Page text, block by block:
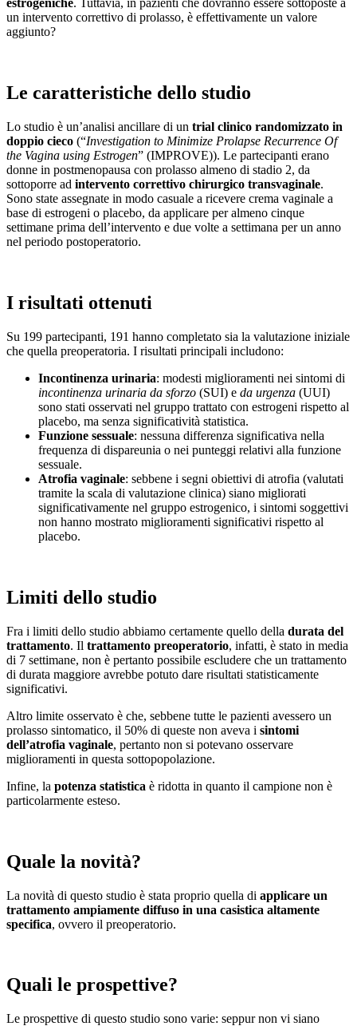
estrogeniche. Tuttavia, in pazienti che dovranno essere sottoposte a
un intervento correttivo di prolasso, è effettivamente un valore
aggiunto?
Le caratteristiche dello studio
Lo studio è un’analisi ancillare di un trial clinico randomizzato in
doppio cieco (“Investigation to Minimize Prolapse Recurrence Of
the Vagina using Estrogen” (IMPROVE)). Le partecipanti erano
donne in postmenopausa con prolasso almeno di stadio 2, da
sottoporre ad intervento correttivo chirurgico transvaginale.
Sono state assegnate in modo casuale a ricevere crema vaginale a
base di estrogeni o placebo, da applicare per almeno cinque
settimane prima dell’intervento e due volte a settimana per un anno
nel periodo postoperatorio.
I risultati ottenuti
Su 199 partecipanti, 191 hanno completato sia la valutazione iniziale
che quella preoperatoria. I risultati principali includono:
Incontinenza urinaria: modesti miglioramenti nei sintomi di
incontinenza urinaria da sforzo (SUI) e da urgenza (UUI)
sono stati osservati nel gruppo trattato con estrogeni rispetto al
placebo, ma senza significatività statistica.
Funzione sessuale: nessuna differenza significativa nella
frequenza di dispareunia o nei punteggi relativi alla funzione
sessuale.
Atrofia vaginale: sebbene i segni obiettivi di atrofia (valutati
tramite la scala di valutazione clinica) siano migliorati
significativamente nel gruppo estrogenico, i sintomi soggettivi
non hanno mostrato miglioramenti significativi rispetto al
placebo.
Limiti dello studio
Fra i limiti dello studio abbiamo certamente quello della durata del
trattamento. Il trattamento preoperatorio, infatti, è stato in media
di 7 settimane, non è pertanto possibile escludere che un trattamento
di durata maggiore avrebbe potuto dare risultati statisticamente
significativi.
Altro limite osservato è che, sebbene tutte le pazienti avessero un
prolasso sintomatico, il 50% di queste non aveva i sintomi
dell’atrofia vaginale, pertanto non si potevano osservare
miglioramenti in questa sottopopolazione.
Infine, la potenza statistica è ridotta in quanto il campione non è
particolarmente esteso.
Quale la novità?
La novità di questo studio è stata proprio quella di applicare un
trattamento ampiamente diffuso in una casistica altamente
specifica, ovvero il preoperatorio.
Quali le prospettive?
Le prospettive di questo studio sono varie: seppur non vi siano